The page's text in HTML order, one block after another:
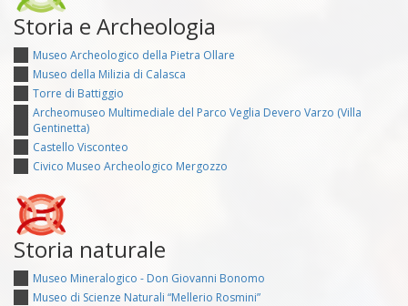
Storia e Archeologia
Museo Archeologico della Pietra Ollare
Museo della Milizia di Calasca
Torre di Battiggio
Archeomuseo Multimediale del Parco Veglia Devero Varzo (Villa
Gentinetta)
Castello Visconteo
Civico Museo Archeologico Mergozzo
Storia naturale
Museo Mineralogico - Don Giovanni Bonomo
Museo di Scienze Naturali “Mellerio Rosmini”